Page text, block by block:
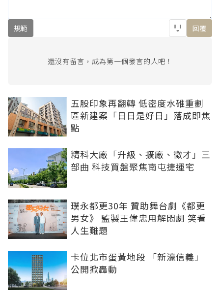
規範 回覆
還沒有留言，成為第一個發言的人吧！
五股印象再翻轉 低密度水碓重劃
區新建案「日日是好日」落成即焦
點
精科大廠「升級、擴廠、徵才」三
部曲 科技買盤聚焦南屯捷運宅
璞永都更30年 贊助舞台劇《都更
男女》 監製王偉忠用解悶劇 笑看
人生難題
卡位北市蛋黃地段 「新濠信義」
公開掀轟動